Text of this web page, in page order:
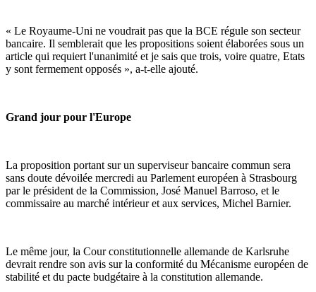
« Le Royaume-Uni ne voudrait pas que la BCE régule son secteur
bancaire. Il semblerait que les propositions soient élaborées sous un
article qui requiert l'unanimité et je sais que trois, voire quatre, Etats
y sont fermement opposés », a-t-elle ajouté.
Grand jour pour l'Europe
La proposition portant sur un superviseur bancaire commun sera
sans doute dévoilée mercredi au Parlement européen à Strasbourg
par le président de la Commission, José Manuel Barroso, et le
commissaire au marché intérieur et aux services, Michel Barnier.
Le même jour, la Cour constitutionnelle allemande de Karlsruhe
devrait rendre son avis sur la conformité du Mécanisme européen de
stabilité et du pacte budgétaire à la constitution allemande.